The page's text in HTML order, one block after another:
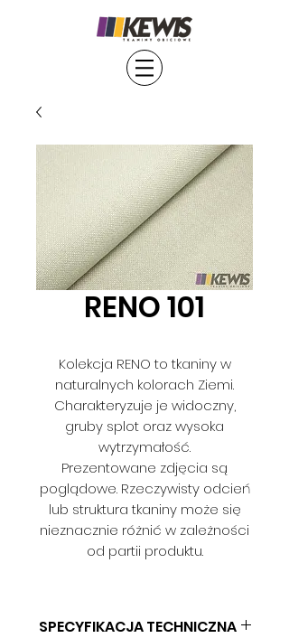
RENO 101
Kolekcja RENO to tkaniny w
naturalnych kolorach Ziemi.
Charakteryzuje je widoczny,
gruby splot oraz wysoka
wytrzymałość.
Prezentowane zdjęcia są
poglądowe. Rzeczywisty odcień
lub struktura tkaniny może się
nieznacznie różnić w zależności
od partii produktu.
SPECYFIKACJA TECHNICZNA